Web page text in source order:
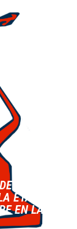
RUGBY
ETAPA
EN LA